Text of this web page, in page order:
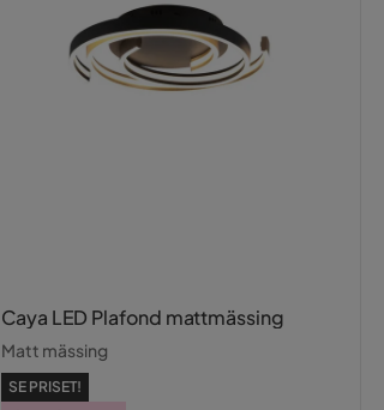
Caya LED Plafond mattmässing
Matt mässing
SE PRISET!